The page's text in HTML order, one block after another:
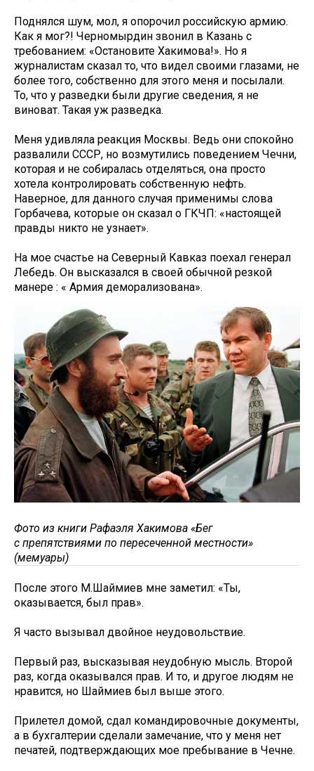
Поднялся шум, мол, я опорочил российскую армию.
Как я мог?! Черномырдин звонил в Казань с
требованием: «Остановите Хакимова!». Но я
журналистам сказал то, что видел своими глазами, не
более того, собственно для этого меня и посылали.
То, что у разведки были другие сведения, я не
виноват. Такая уж разведка.
Меня удивляла реакция Москвы. Ведь они спокойно
развалили СССР, но возмутились поведением Чечни,
которая и не собиралась отделяться, она просто
хотела контролировать собственную нефть.
Наверное, для данного случая применимы слова
Горбачева, которые он сказал о ГКЧП: «настоящей
правды никто не узнает».
На мое счастье на Северный Кавказ поехал генерал
Лебедь. Он высказался в своей обычной резкой
манере : « Армия деморализована».
Фото из книги Рафаэля Хакимова «Бег
с препятствиями по пересеченной местности»
(мемуары)
После этого М.Шаймиев мне заметил: «Ты,
оказывается, был прав».
Я часто вызывал двойное неудовольствие.
Первый раз, высказывая неудобную мысль. Второй
раз, когда оказывался прав. И то, и другое людям не
нравится, но Шаймиев был выше этого.
Прилетел домой, сдал командировочные документы,
а в бухгалтерии сделали замечание, что у меня нет
печатей, подтверждающих мое пребывание в Чечне.